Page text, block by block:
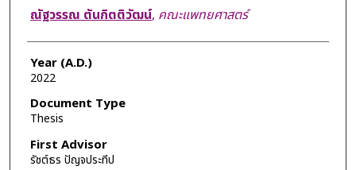
Author
ณัฐวรรณ ตันกิตติวัฒน์, คณะแพทยศาสตร์
Year (A.D.)
2022
Document Type
Thesis
First Advisor
รัชต์ธร ปัญจประทีป